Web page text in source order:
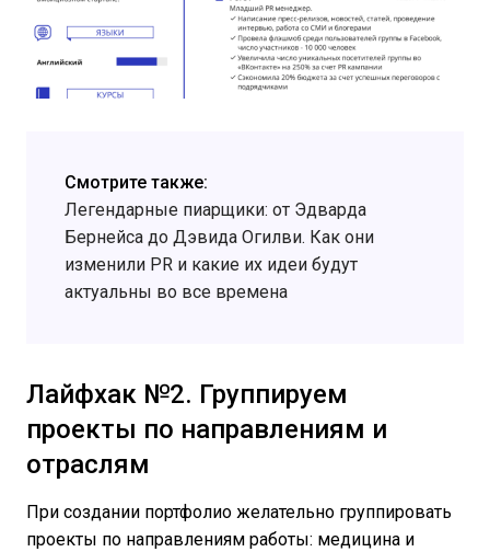
Смотрите также:
Легендарные пиарщики: от Эдварда
Бернейса до Дэвида Огилви. Как они
изменили PR и какие их идеи будут
актуальны во все времена
Лайфхак №2. Группируем
проекты по направлениям и
отраслям
При создании портфолио желательно группировать
проекты по направлениям работы: медицина и